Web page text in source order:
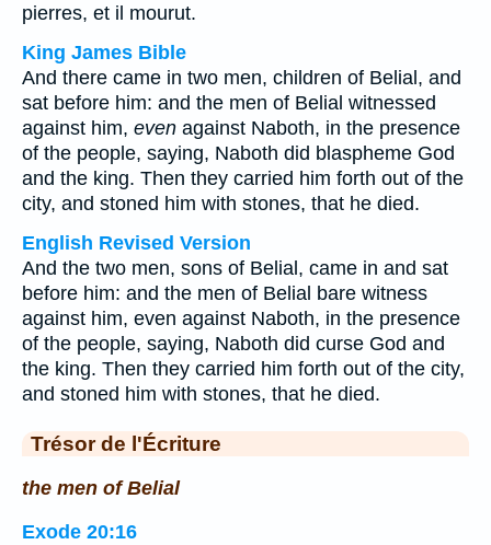
pierres, et il mourut.
King James Bible
And there came in two men, children of Belial, and
sat before him: and the men of Belial witnessed
against him, even against Naboth, in the presence
of the people, saying, Naboth did blaspheme God
and the king. Then they carried him forth out of the
city, and stoned him with stones, that he died.
English Revised Version
And the two men, sons of Belial, came in and sat
before him: and the men of Belial bare witness
against him, even against Naboth, in the presence
of the people, saying, Naboth did curse God and
the king. Then they carried him forth out of the city,
and stoned him with stones, that he died.
Trésor de l'Écriture
the men of Belial
Exode 20:16